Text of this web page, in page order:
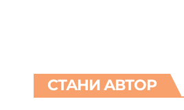
СТАНИ АВТОР